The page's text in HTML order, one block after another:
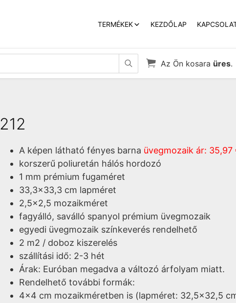
TERMÉKEK  KEZDŐLAP
  Az Ön kosara üres.
212
A képen látható fényes barna üvegmozaik ár:
korszerű poliuretán hálós hordozó
1 mm prémium fugaméret
33,3x33,3 cm lapméret
2,5x2,5 mozaikméret
fagyálló, saválló spanyol prémium üvegmozaik
egyedi üvegmozaik színkeverés rendelhető
2 m2 / doboz kiszerelés
szállítási idő: 2-3 hét
Árak: Euróban megadva a változó árfolyam miatt.
Rendelhető további formák:
4x4 cm mozaikméretben is (lapméret: 32,5x32,5